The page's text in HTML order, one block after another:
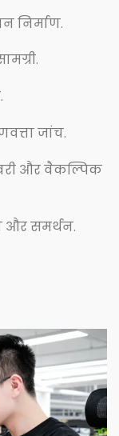
निर्माण.
जांच.
और वैकल्पिक
और समर्थन.